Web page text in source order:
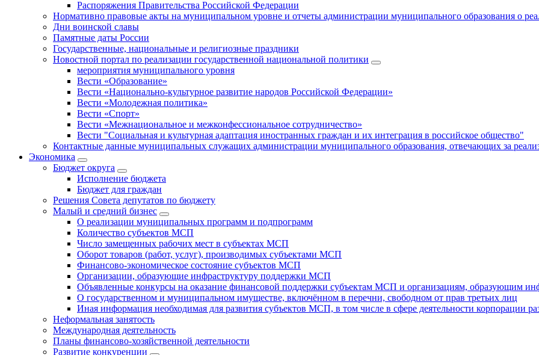
Распоряжения Правительства Российской Федерации
Нормативно правовые акты на муниципальном уровне и отчеты администрации муниципального образования о
Дни воинской славы
Памятные даты России
Государственные, национальные и религиозные праздники
Новостной портал по реализации государственной национальной политики
мероприятия муниципального уровня
Вести «Образование»
Вести «Национально-культурное развитие народов Российской Федерации»
Вести «Молодежная политика»
Вести «Спорт»
Вести «Межнациональное и межконфессиональное сотрудничество»
Вести "Социальная и культурная адаптация иностранных граждан и их интеграция в российское общество"
Контактные данные муниципальных служащих администрации муниципального образования, отвечающих за
Экономика
Бюджет округa
Исполнение бюджета
Бюджет для граждан
Решения Совета депутатов по бюджету
Малый и средний бизнес
О реализации муниципальных программ и подпрограмм
Количество субъектов МСП
Число замещенных рабочих мест в субъектах МСП
Оборот товаров (работ, услуг), производимых субъектами МСП
Финансово-экономическое состояние субъектов МСП
Организации, образующие инфраструктуру поддержки МСП
Объявленные конкурсы на оказание финансовой поддержки субъектам МСП и организациям, образующим
О государственном и муниципальном имуществе, включённом в перечни, свободном от прав третьих лиц
Иная информация необходимая для развития субъектов МСП, в том числе в сфере деятельности корпорации
Неформальная занятость
Международная деятельность
Планы финансово-хозяйственной деятельности
Развитие конкуренции